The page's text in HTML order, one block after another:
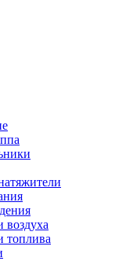
воздуха
топлива